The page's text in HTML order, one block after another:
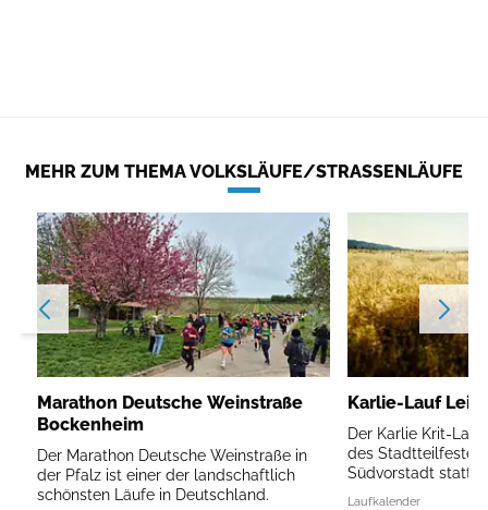
MEHR ZUM THEMA VOLKSLÄUFE/STRASSENLÄUFE
Marathon Deutsche Weinstraße
Bockenheim
Der Marathon Deutsche Weinstraße in
der Pfalz ist einer der landschaftlich
schönsten Läufe in Deutschland.
Karlie-Lauf
Der Karlie Krit-
des Stadtteilfestes
Südvorstadt statt.
Laufkalender